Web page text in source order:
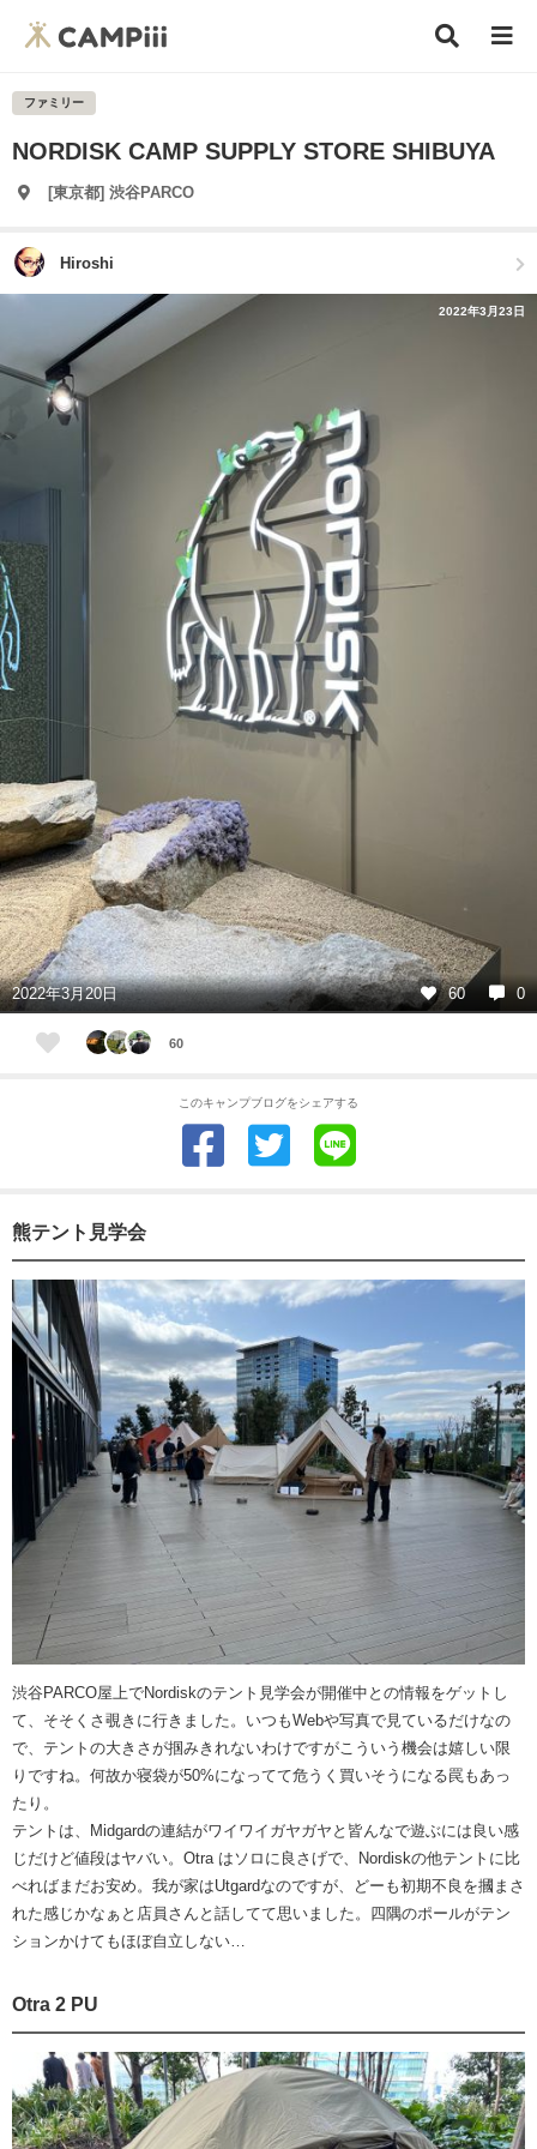
ファミリー
NORDISK CAMP SUPPLY STORE SHIBUYA
[東京都] 渋谷PARCO
Hiroshi
2022年3月23日
2022年3月20日 60 0
60
このキャンプブログをシェアする
熊テント見学会
渋谷PARCO屋上でNordiskのテント見学会が開催中との情報をゲットし
て、そそくさ覗きに行きました。いつもWebや写真で見ているだけなの
で、テントの大きさが掴みきれないわけですがこういう機会は嬉しい限
りですね。何故か寝袋が50%になってて危うく買いそうになる罠もあっ
たり。
テントは、Midgardの連結がワイワイガヤガヤと皆んなで遊ぶには良い感
じだけど値段はヤバい。Otra はソロに良さげで、Nordiskの他テントに比
べればまだお安め。我が家はUtgardなのですが、どーも初期不良を摑まさ
れた感じかなぁと店員さんと話してて思いました。四隅のポールがテン
ションかけてもほぼ自立しない…
Otra 2 PU